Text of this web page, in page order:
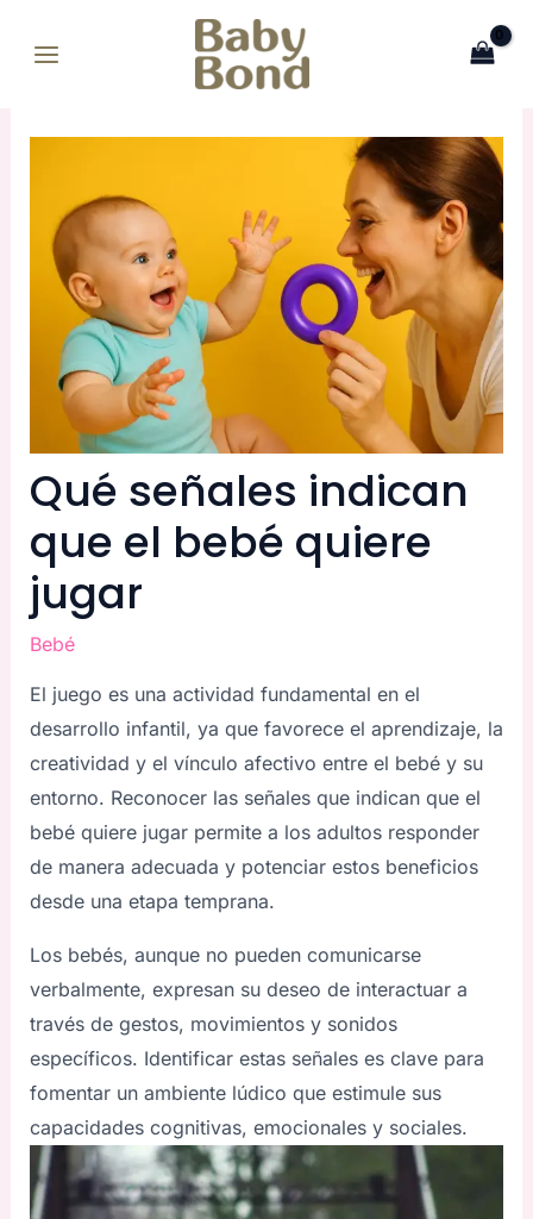
MENU
Qué señales indican
que el bebé quiere
jugar
Bebé
El juego es una actividad fundamental en el
desarrollo infantil, ya que favorece el aprendizaje, la
creatividad y el vínculo afectivo entre el bebé y su
entorno. Reconocer las señales que indican que el
bebé quiere jugar permite a los adultos responder
de manera adecuada y potenciar estos beneficios
desde una etapa temprana.
Los bebés, aunque no pueden comunicarse
verbalmente, expresan su deseo de interactuar a
través de gestos, movimientos y sonidos
específicos. Identificar estas señales es clave para
fomentar un ambiente lúdico que estimule sus
capacidades cognitivas, emocionales y sociales.